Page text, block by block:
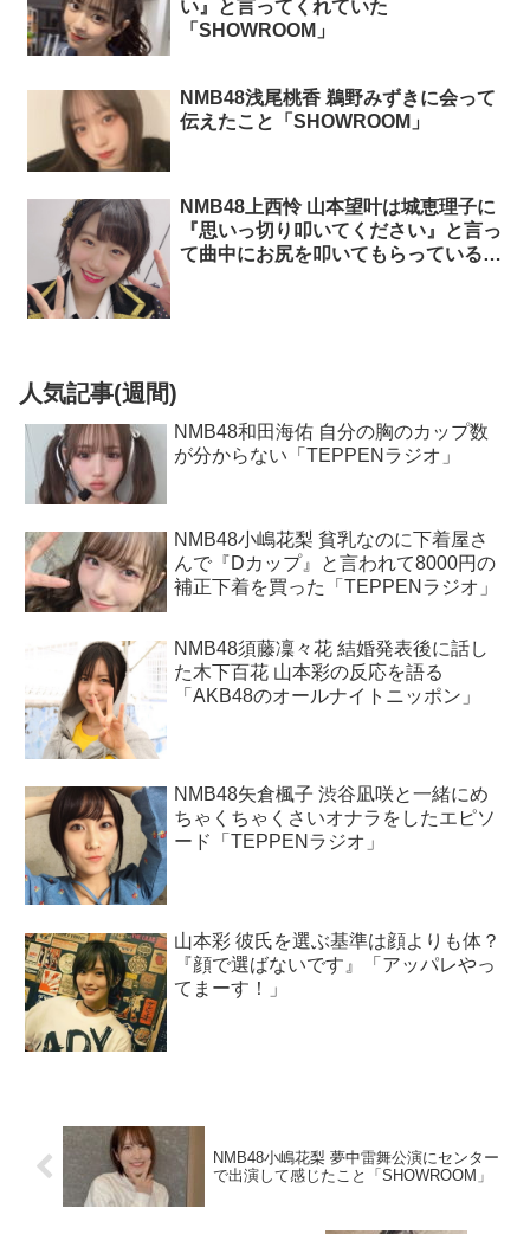
い』と言ってくれていた
「SHOWROOM」
NMB48浅尾桃香 鵜野みずきに会って
伝えたこと「SHOWROOM」
NMB48上西怜 山本望叶は城恵理子に
『思いっ切り叩いてください』と言っ
て曲中にお尻を叩いてもらっている
人気記事(週間)
NMB48和田海佑 自分の胸のカップ数
が分からない「TEPPENラジオ」
NMB48小嶋花梨 貧乳なのに下着屋さ
んで『Dカップ』と言われて8000円の
補正下着を買った「TEPPENラジオ」
NMB48須藤凜々花 結婚発表後に話し
た木下百花 山本彩の反応を語る
「AKB48のオールナイトニッポン」
NMB48矢倉楓子 渋谷凪咲と一緒にめ
ちゃくちゃくさいオナラをしたエピソ
ード「TEPPENラジオ」
山本彩 彼氏を選ぶ基準は顔よりも体？
『顔で選ばないです』「アッパレやっ
てまーす！」
NMB48小嶋花梨 夢中雷舞公演にセンター
で出演して感じたこと「SHOWROOM」